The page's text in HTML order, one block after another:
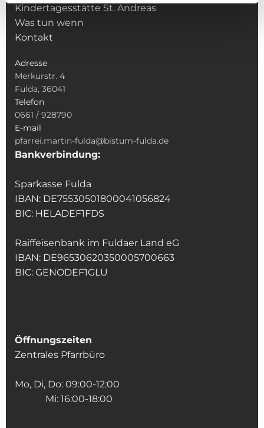
Kindertagesstätte St. Andreas
Was tun wenn
Kontakt
Adresse
Merkurstr. 4
Fulda, 36041
Telefon
0661 / 928790
E-mail
pfarrei.martin-fulda@bistum-fulda.de
Bankverbindung:
Sparkasse Fulda
IBAN: DE75530501800041056824
BIC: HELADEF1FDS
Raiffeisenbank im Fuldaer Land eG
IBAN: DE96530620350005700663
BIC: GENODEF1GLU
Öffnungszeiten
Zentrales Pfarrbüro
Mo, Di, Do: 09:00-12:00
Mi: 16:00-18:00